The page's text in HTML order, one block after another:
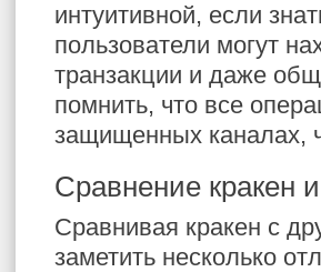
интуитивной, если
пользователи могут
транзакции и даже
помнить, что все
защищенных каналах,
Сравнение кракен
Сравнивая кракен с
заметить несколько